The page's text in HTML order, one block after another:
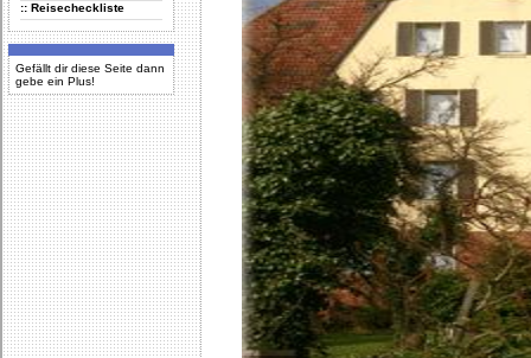
:: Reisecheckliste
Gefällt dir diese Seite dann
gebe ein Plus!